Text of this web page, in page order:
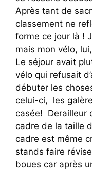
Après tant de
classement ne
forme ce jour là !
mais mon vélo,
Le séjour avait
vélo qui refusait
débuter les
celui-ci, les
casée! Derailleur
cadre de la taille
cadre est même
stands faire
boues car après